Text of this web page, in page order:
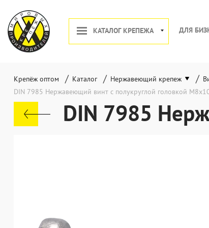
КАТАЛОГ КРЕПЕЖА ДЛЯ
Крепёж оптом / Каталог / Нержавеющий крепеж /
DIN 7985 Нержавеющий винт с полукруглой головкой
DIN 7985